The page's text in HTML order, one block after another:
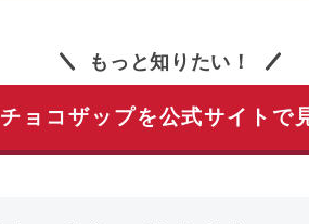
もっと知りたい！
チョコザップを公式サイトで